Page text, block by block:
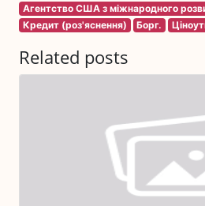
Агентство США з міжнародного
Кредит (роз'яснення)
Борг.
Related posts